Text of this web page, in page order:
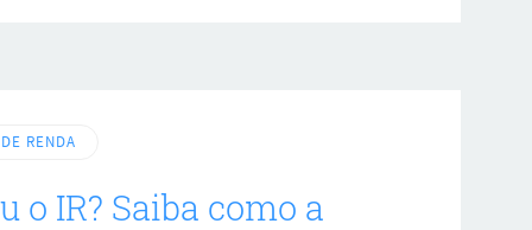
RENDA
o IR? Saiba como a